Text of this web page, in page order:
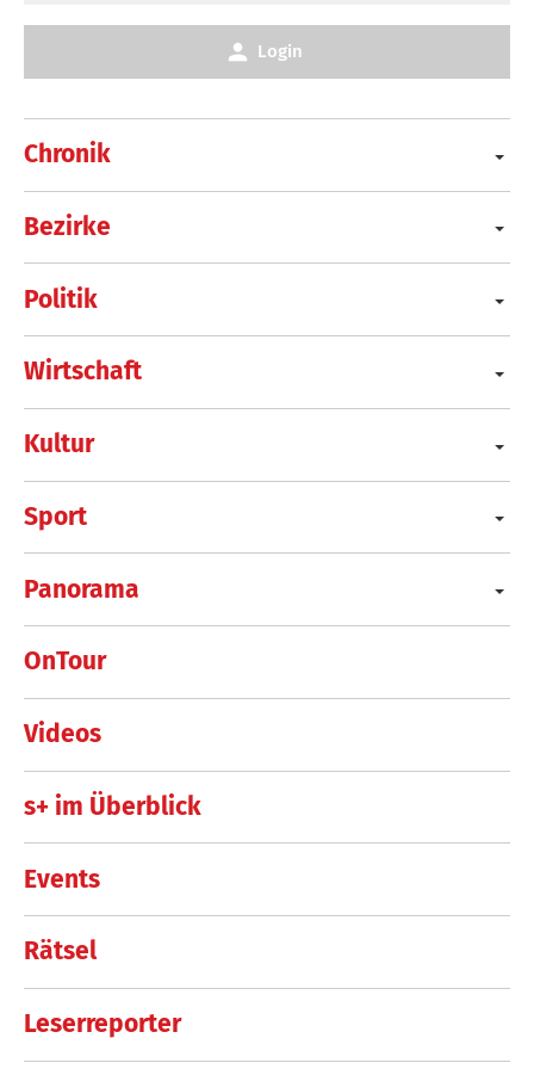
Chronik
Bezirke
Politik
Wirtschaft
Kultur
Sport
Panorama
OnTour
Videos
s+ im Überblick
Events
Rätsel
Leserreporter
Login